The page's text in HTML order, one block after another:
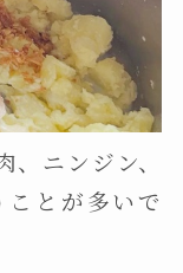
ニンジン、
とが多いで